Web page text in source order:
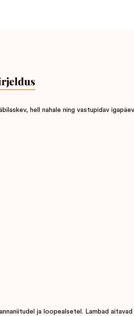
hell nahale ning vastupidav
ja loopealsetel. Lambad